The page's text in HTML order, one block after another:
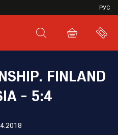
РУС
FINLAND
- 5:4